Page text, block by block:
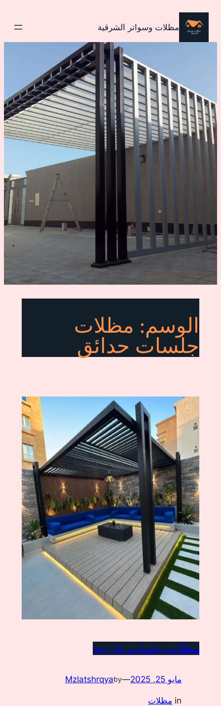
تخطى
المحتوى
مظلات وسواتر الشرقية
الوسم: مظلات
جلسات حدائق
مظلات جلسات خارجية
مايو 25, 2025 —
by
Mzlatshrqya
in مظلات